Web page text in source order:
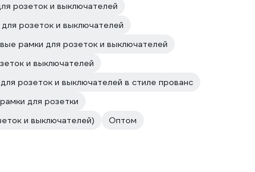
розеток и выключателей
розеток и выключателей
рамки для розеток и выключателей
и выключателей
розеток и выключателей в стиле прованс
для розетки
и выключателей) Оптом